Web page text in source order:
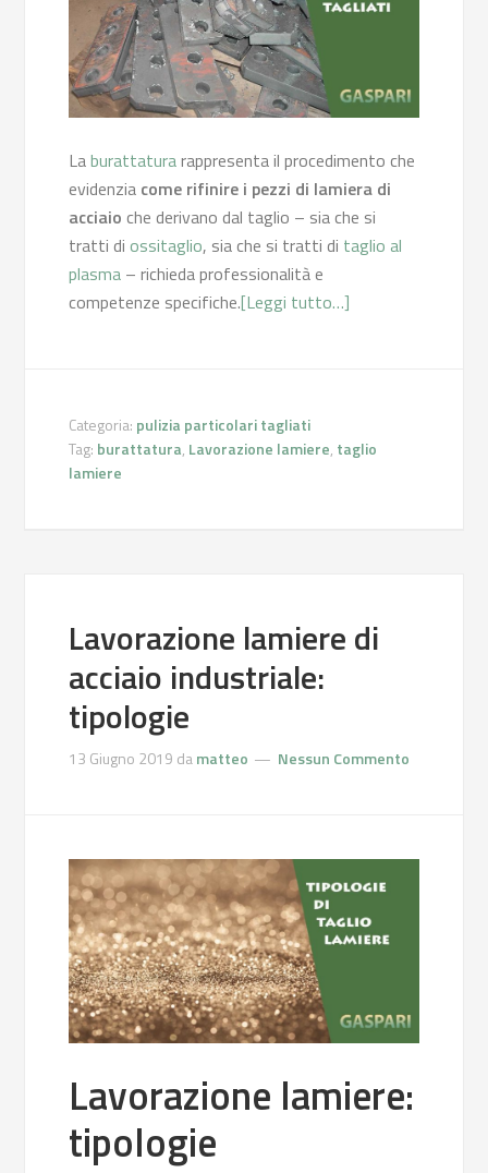
Laburattaturarappresenta il procedimento che
evidenzia come rifinire i pezzi di lamiera di
acciaio che derivano dal taglio – sia che si
tratti diossitaglio, sia che si tratti di taglio al
plasma – richieda professionalità e
competenze specifiche.[Leggi tutto…]
Categoria: pulizia particolari tagliati
Tag: burattatura, Lavorazione lamiere, taglio
lamiere
Lavorazione lamiere di
acciaio industriale:
tipologie
13 Giugno 2019 damatteo Nessun Commento
Lavorazione lamiere:
tipologie